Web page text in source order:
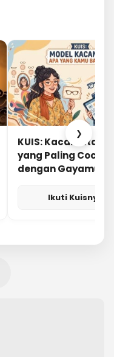
KUIS: Kacamata Apa
yang Paling Cocok
dengan Gayamu?
Ikuti Kuisnya ➔
❯